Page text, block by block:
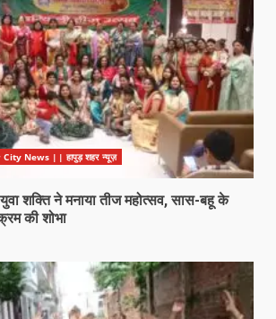
City News || हापुड़ शहर न्यूज़
शक्ति ने मनाया तीज महोत्सव, सास-बहू के
की शोभा